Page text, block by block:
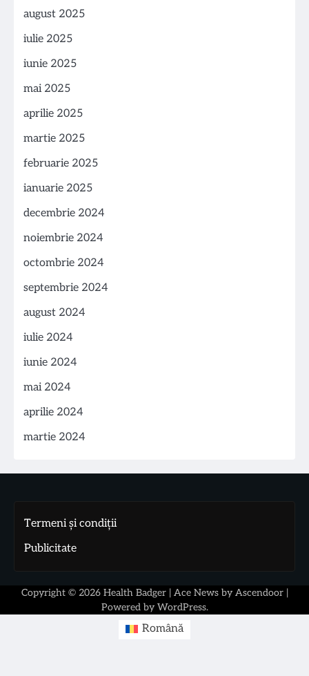
august 2025
iulie 2025
iunie 2025
mai 2025
aprilie 2025
martie 2025
februarie 2025
ianuarie 2025
decembrie 2024
noiembrie 2024
octombrie 2024
septembrie 2024
august 2024
iulie 2024
iunie 2024
mai 2024
aprilie 2024
martie 2024
Termeni și condiții
Publicitate
Copyright © 2026 Health Badger| Ace News by Ascendoor|
Powered by WordPress.
Română